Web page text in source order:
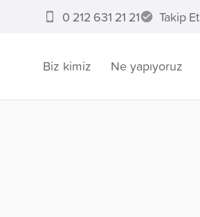
0 212 631 21 21 Takip Et
Biz kimiz Ne yapıyoruz